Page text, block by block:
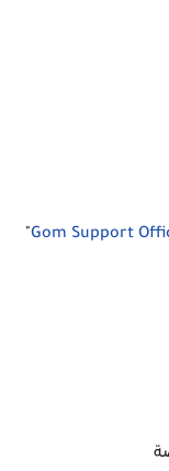
Gom Support
"